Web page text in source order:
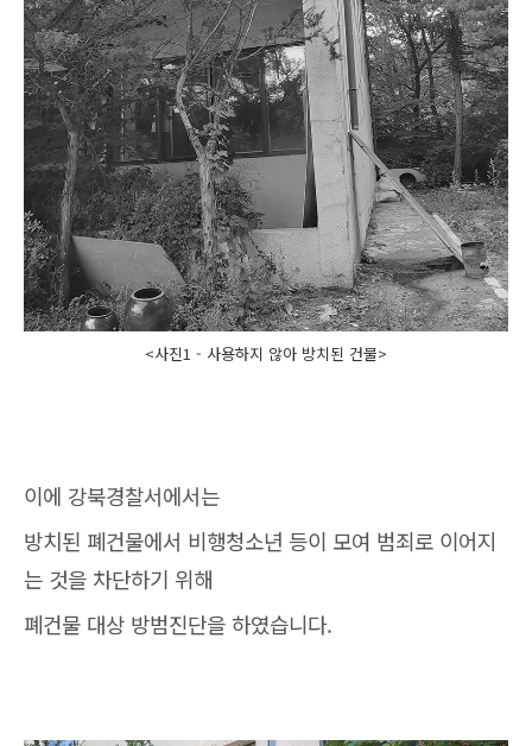
<사진1 - 사용하지 않아 방치된 건물>
이에 강북경찰서에서는
방치된 폐건물에서 비행청소년 등이 모여 범죄로 이어지
는 것을 차단하기 위해
폐건물 대상 방범진단을 하였습니다.